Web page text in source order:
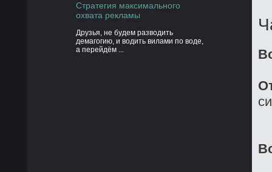
Стратегия максимального
охвата рекламы
Друзья, не будем разводить
демагогию, и водить вилами по воде,
а перейдём ...